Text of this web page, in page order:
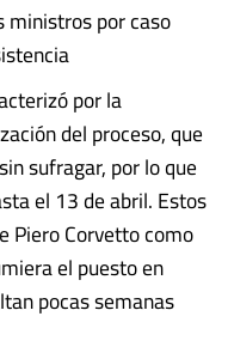
ministros por caso
por la
del proceso, que
sufragar, por lo que
el 13 de abril. Estos
Piero Corvetto como
el puesto en
pocas semanas